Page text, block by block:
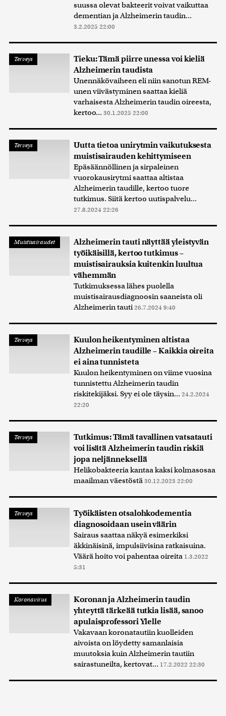
suussa olevat bakteerit voivat vaikuttaa
dementian ja Alzheimerin taudin...
3.2.2025 22:00
Terveys
Tieku: Tämä piirre unessa voi kieliä
Alzheimerin taudista
Unennäkövaiheen eli niin sanotun REM-
unen viivästyminen saattaa kieliä
varhaisesta Alzheimerin taudin oireesta,
kertoo... 30.1.2025 22:00
Terveys
Uutta tietoa unirytmin vaikutuksesta
muistisairauden kehittymiseen
Epäsäännöllinen ja sirpaleinen
vuorokausirytmi saattaa altistaa
Alzheimerin taudille, kertoo tuore
tutkimus. Siitä kertoo uutispalvelu...
27.8.2024 22:26
Muistisairaudet
Alzheimerin tauti näyttää yleistyvän
työikäisillä, kertoo tutkimus –
muistisairauksia kuitenkin luultua
vähemmän
Tutkimuksessa lähes puolella
muistisairausdiagnoosin saaneista oli
Alzheimerin tauti26.7.2024 9:40
Terveys
Kuulon heikentyminen altistaa
Alzheimerin taudille – Kaikkia oireita
ei aina tunnisteta
Kuulon heikentyminen on viime vuosina
tunnistettu Alzheimerin taudin
riskitekijäksi. Syy ei ole täysin... 24.2.2024
22:20
Terveys
Tutkimus: Tämä tavallinen vatsatauti
voi lisätä Alzheimerin taudin riskiä
jopa neljänneksellä
Helikobakteeria kantaa kaksi kolmasosaa
maailman väestöstä 30.12.2023 22:00
Terveys
Työikäisten otsalohkodementia
diagnosoidaan usein väärin
Sairaus saattaa näkyä esimerkiksi
äkkinäisinä, impulsiivisina ratkaisuina.
Väärä hoito voi pahentaa oireita 1.3.2022
5:31
Koronavirus
Koronan ja Alzheimerin taudin
yhteyttä tärkeää tutkia lisää, sanoo
apulaisprofessori Ylelle
Vakavaan koronatautiin kuolleiden
aivoista on löydetty samanlaisia
muutoksia kuin Alzheimerin tautiin
sairastuneilta, kertovat... 17.2.2022 22:30